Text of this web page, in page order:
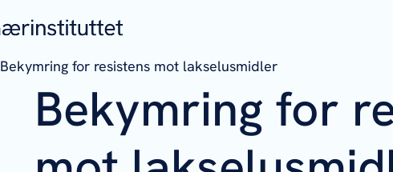
Bekymring for resistens mot lakselusmidler
Bekymring for